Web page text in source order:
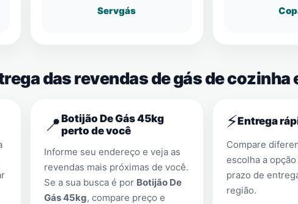
Servgás
das revendas de gás de
📍Botijão De Gás 45kg
perto de você
Informe seu endereço e veja as
revendas mais próximas de você.
Se a sua busca é por Botijão De
Gás 45kg, compare preço e
⚡Entrega
Compare
escolha a
prazo de
região.